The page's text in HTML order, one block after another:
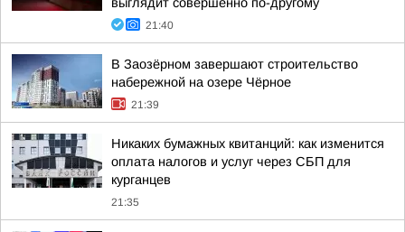
21:40
В Заозёрном завершают строительство
набережной на озере Чёрное
21:39
Никаких бумажных квитанций: как изменится
оплата налогов и услуг через СБП для
курганцев
21:35